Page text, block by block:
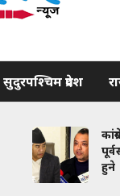
सुदुरपश्चिम प्रदेश
हुने